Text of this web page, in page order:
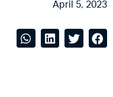
April 5, 2023